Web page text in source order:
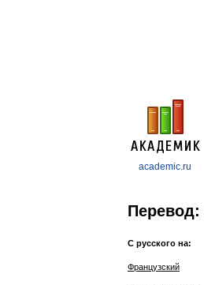
academic.ru
Перевод:
С русского на:
Французский